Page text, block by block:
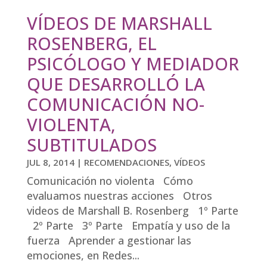
VÍDEOS DE MARSHALL
ROSENBERG, EL
PSICÓLOGO Y MEDIADOR
QUE DESARROLLÓ LA
COMUNICACIÓN NO-
VIOLENTA,
SUBTITULADOS
JUL 8, 2014| RECOMENDACIONES, VÍDEOS
Comunicación no violenta Cómo
evaluamos nuestras acciones Otros
videos de Marshall B. Rosenberg 1º Parte
2º Parte 3º Parte Empatía y uso de la
fuerza Aprender a gestionar las
emociones, en Redes...